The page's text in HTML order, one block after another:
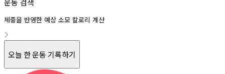
운동 검색
체중을 반영한 예상 소모 칼로리 계산
오늘 한 운동 기록하기